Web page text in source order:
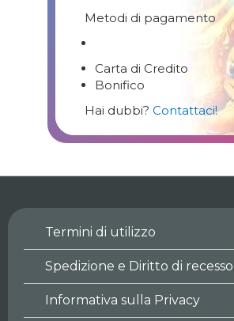
Metodi di pagamento
Carta di Credito
Bonifico
Hai dubbi? Contattaci!
Termini di utilizzo
Spedizione e Diritto di recesso
Informativa sulla Privacy